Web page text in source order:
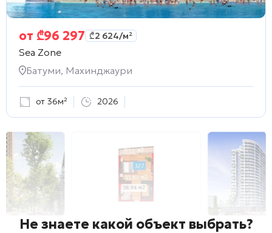
от ₾96 297 ₾2 624/м²
Sea Zone
Батуми, Махинджаури
от 36м² 2026
Не знаете какой объект выбрать?